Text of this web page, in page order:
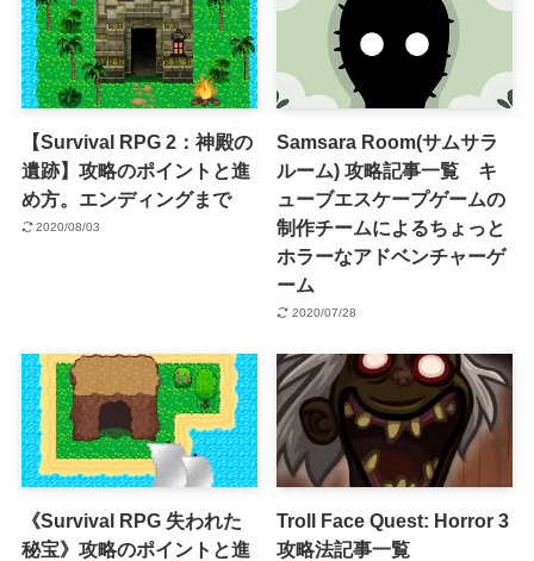
【Survival RPG 2：神殿の
遺跡】攻略のポイントと進
め方。エンディングまで
2020/08/03
Samsara Room(サムサラ
ルーム) 攻略記事一覧 キ
ューブエスケープゲームの
制作チームによるちょっと
ホラーなアドベンチャーゲ
ーム
2020/07/28
《Survival RPG 失われた
秘宝》攻略のポイントと進
Troll Face Quest: Horror 3
攻略法記事一覧